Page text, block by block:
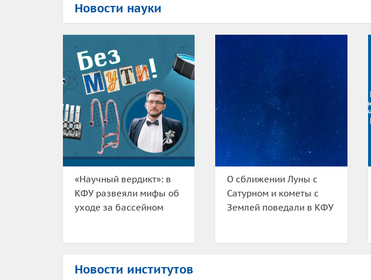
Новости науки
«Научный вердикт»: в
КФУ развеяли мифы об
уходе за бассейном
О сближении Луны с
Сатурном и кометы с
Землей поведали в КФУ
Новости институтов